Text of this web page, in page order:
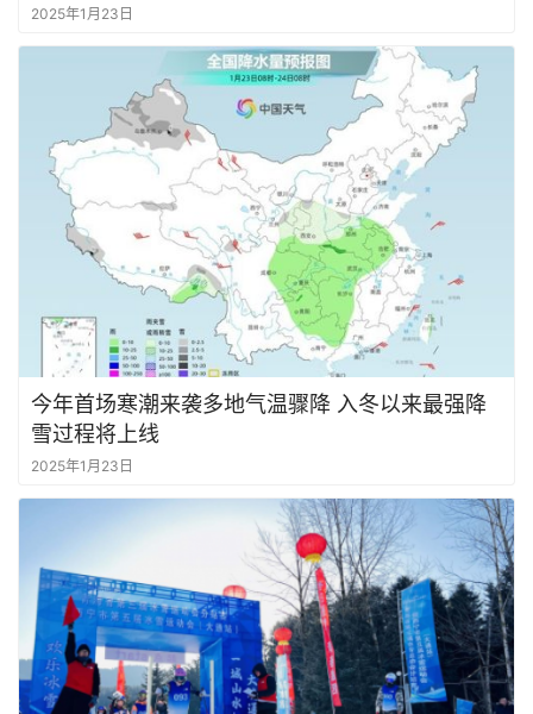
2025年1月23日
今年首场寒潮来袭多地气温骤降 入冬以来最强降
雪过程将上线
2025年1月23日